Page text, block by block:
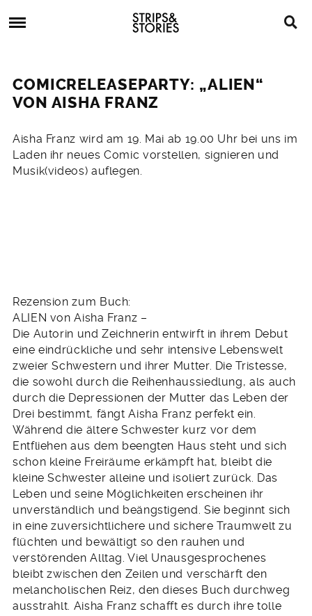
to
Strips
&
Stories
Comics,
Bücher
COMICRELEASEPARTY: „ALIEN“
VON AISHA FRANZ
3.
Mai
2011
Aisha Franz wird am 19. Mai ab 19.00 Uhr bei uns im
Laden ihr neues Comic vorstellen, signieren und
Musik(videos) auflegen.
Rezension zum Buch:
ALIEN von Aisha Franz –
Die Autorin und Zeichnerin entwirft in ihrem Debut
eine eindrückliche und sehr intensive Lebenswelt
zweier Schwestern und ihrer Mutter. Die Tristesse,
die sowohl durch die Reihenhaussiedlung, als auch
durch die Depressionen der Mutter das Leben der
Drei bestimmt, fängt Aisha Franz perfekt ein.
Während die ältere Schwester kurz vor dem
Entfliehen aus dem beengten Haus steht und sich
schon kleine Freiräume erkämpft hat, bleibt die
kleine Schwester alleine und isoliert zurück. Das
Leben und seine Möglichkeiten erscheinen ihr
unverständlich und beängstigend. Sie beginnt sich
in eine zuversichtlichere und sichere Traumwelt zu
flüchten und bewältigt so den rauhen und
verstörenden Alltag. Viel Unausgesprochenes
bleibt zwischen den Zeilen und verschärft den
melancholischen Reiz, den dieses Buch durchweg
ausstrahlt. Aisha Franz schafft es durch ihre tolle